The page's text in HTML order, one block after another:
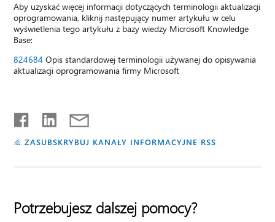
Aby uzyskać więcej informacji dotyczących terminologii aktualizacji
oprogramowania, kliknij następujący numer artykułu w celu
wyświetlenia tego artykułu z bazy wiedzy Microsoft Knowledge
Base:
824684 Opis standardowej terminologii używanej do opisywania
aktualizacji oprogramowania firmy Microsoft
ZASUBSKRYBUJ KANAŁY INFORMACYJNE RSS
Potrzebujesz dalszej pomocy?